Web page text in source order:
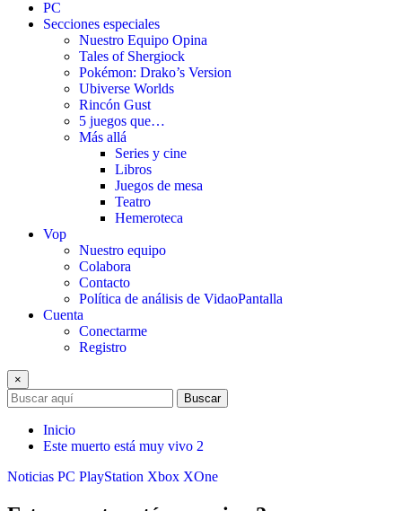
PC
Secciones especiales
Nuestro Equipo Opina
Tales of Shergiock
Pokémon: Drako’s Version
Ubiverse Worlds
Rincón Gust
5 juegos que…
Más allá
Series y cine
Libros
Juegos de mesa
Teatro
Hemeroteca
Vop
Nuestro equipo
Colabora
Contacto
Política de análisis de VidaoPantalla
Cuenta
Conectarme
Registro
×
Buscar
Inicio
Este muerto está muy vivo 2
Noticias PC PlayStation Xbox XOne